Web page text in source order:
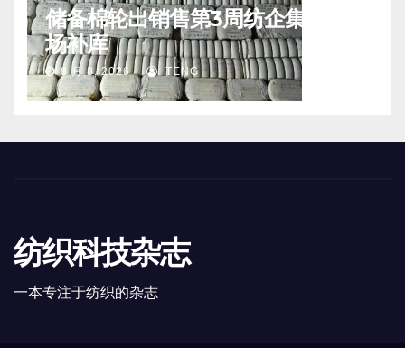
储备棉轮出销售第3周纺企集中入
场补库
8 月 8, 2026 TENG
纺织科技杂志
一本专注于纺织的杂志